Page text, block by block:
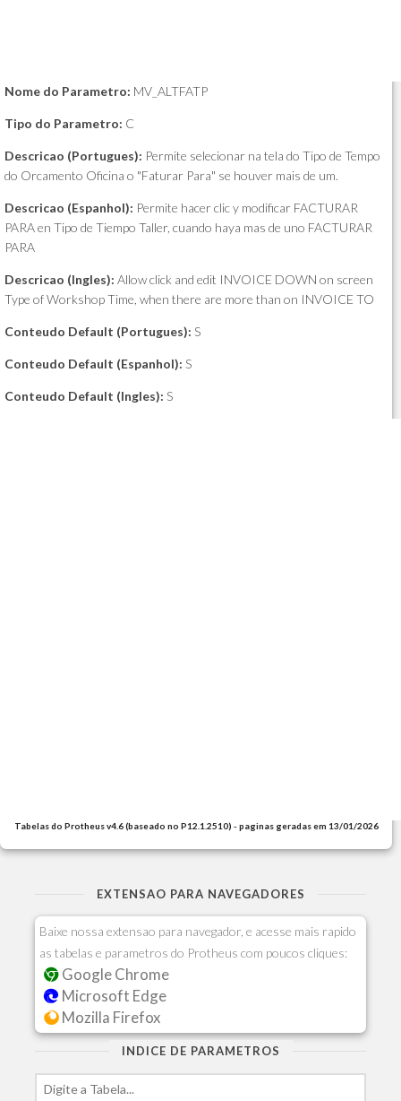
Nome do Parametro: MV_ALTFATP
Tipo do Parametro: C
Descricao (Portugues): Permite selecionar na tela do Tipo de Tempo
do Orcamento Oficina o "Faturar Para" se houver mais de um.
Descricao (Espanhol): Permite hacer clic y modificar FACTURAR
PARA en Tipo de Tiempo Taller, cuando haya mas de uno FACTURAR
PARA
Descricao (Ingles): Allow click and edit INVOICE DOWN on screen
Type of Workshop Time, when there are more than on INVOICE TO
Conteudo Default (Portugues): S
Conteudo Default (Espanhol): S
Conteudo Default (Ingles): S
Tabelas do Protheus v4.6 (baseado no P12.1.2510) - paginas geradas em 13/01/2026
EXTENSAO PARA NAVEGADORES
Baixe nossa extensao para navegador, e acesse mais rapido
as tabelas e parametros do Protheus com poucos cliques:
Google Chrome
Microsoft Edge
Mozilla Firefox
INDICE DE PARAMETROS